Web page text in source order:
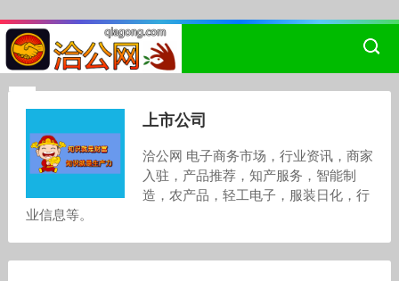
上市公司
洽公网 电子商务市场，行业资讯，商家
入驻，产品推荐，知产服务，智能制
造，农产品，轻工电子，服装日化，行
业信息等。